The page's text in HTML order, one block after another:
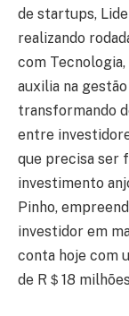
de startups,
realizando
com
auxilia na
transformando
entre
que precisa ser
investimento
Pinho,
investidor em
conta hoje com
de R＄18